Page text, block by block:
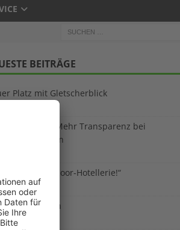
BEITRÄGE
Platz mit Gletscherblick
EU-Regeln: Mehr Transparenz bei
sind die Outdoor-Hotellerie!“
2026
gegen Benzin
2026